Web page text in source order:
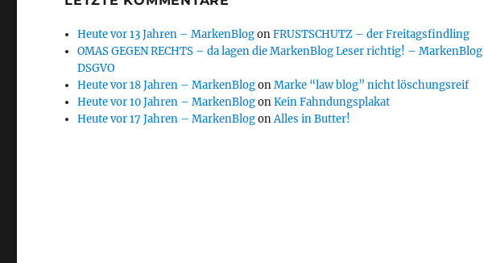
Heute vor 13 Jahren – MarkenBlogonFRUSTSCHUTZ – der Freitagsfindling
OMAS GEGEN RECHTS – da lagen die MarkenBlog Leser richtig! – MarkenBlog
DSGVO
Heute vor 18 Jahren – MarkenBlogonMarke “law blog” nicht löschungsreif
Heute vor 10 Jahren – MarkenBlogonKein Fahndungsplakat
Heute vor 17 Jahren – MarkenBlogonAlles in Butter!